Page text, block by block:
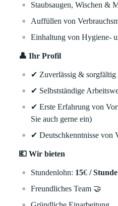
Staubsaugen, Wischen &
Auffüllen von
Einhaltung von Hygiene-
👤 Ihr Profil
✔ Zuverlässig & sorgfältig
✔ Selbstständige
✔ Erste Erfahrung von
Sie auch gerne ein)
✔ Deutschkenntnisse von
💶 Wir bieten
Stundenlohn: 15€ / Stunde
Freundliches Team 🤝